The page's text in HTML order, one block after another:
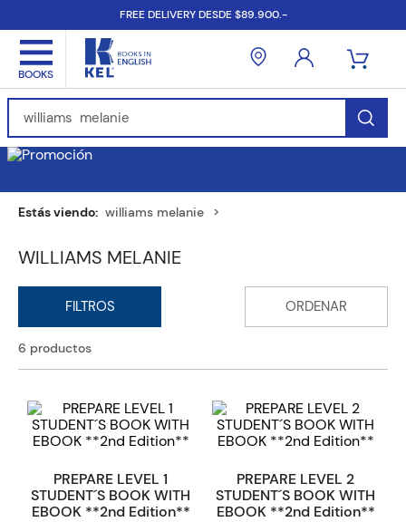
FREE DELIVERY DESDE $89.900.-
Find Books, Authors, ISBN...
williams melanie
WILLIAMS MELANIE
6 productos
PREPARE LEVEL 1
STUDENT´S BOOK WITH
EBOOK **2nd Edition**
PREPARE LEVEL 2
STUDENT´S BOOK WITH
EBOOK **2nd Edition**